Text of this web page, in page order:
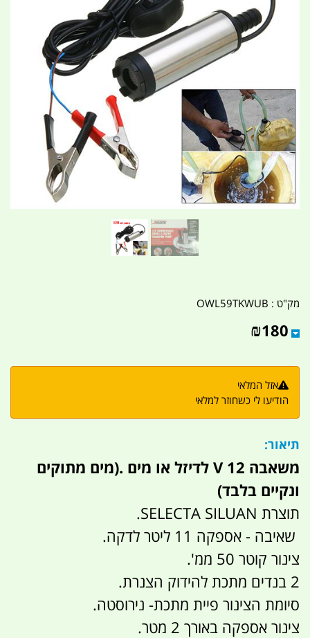
מק"ט : OWL59TKWUB
₪180
אזל המלאי
הודיעו לי כשחוזר למלאי
תיאור:
משאבה 12 V לדיזל או מים .(מים מתוקים
ונקיים בלבד)
תוצרת SELECTA SILUAN.
שאיבה - אספקה 11 ליטר לדקה.
צינור קוטר 50 ממ'.
2 בנדים מתכת להידוק הצנרת.
סיומת הצינור פיית מתכת- נירוסטה.
צינור אספקה באורך 2 מטר.